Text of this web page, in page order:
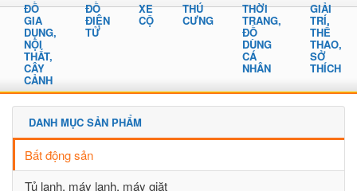
ĐỒ
GIA
DỤNG,
NỘI
THẤT,
CÂY
CẢNH
ĐỒ
ĐIỆN
TỬ
XE
CỘ
THÚ
CƯNG
THỜI
TRANG,
ĐỒ
DÙNG
CÁ
NHÂN
GIẢI
TRÍ,
THỂ
THAO,
SỞ
THÍCH
DANH MỤC SẢN PHẨM
Bất động sản
Tủ lạnh, máy lạnh, máy giặt